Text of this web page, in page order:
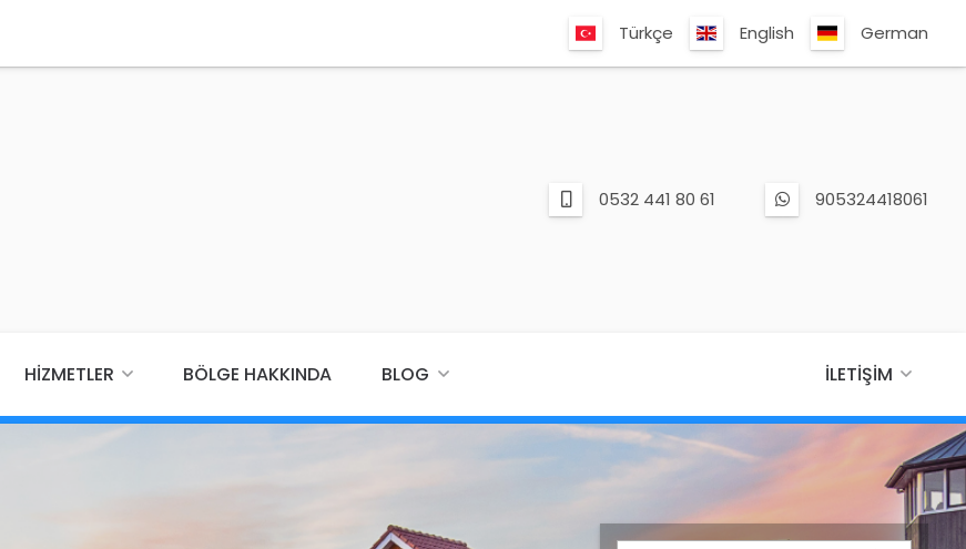
Türkçe English German
0532 441 80 61 905324418061
HIZMETLER BÖLGE HAKKINDA BLOG İLETIŞIM